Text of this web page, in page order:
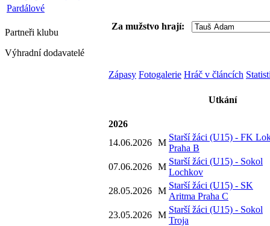
Pardálové
Partneři klubu
Výhradní dodavatelé
Za mužstvo hrají:
Zápasy Fotogalerie Hráč v článcích
Utkání
2026
14.06.2026 M
Starší žáci (U15) - FK
Praha B
07.06.2026 M
Starší žáci (U15) - Sokol
Lochkov
28.05.2026 M
Starší žáci (U15) - SK
Aritma Praha C
23.05.2026 M
Starší žáci (U15) - Sokol
Troja